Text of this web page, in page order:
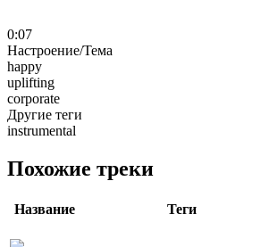
0:07
Настроение/Тема
happy
uplifting
corporate
Другие теги
instrumental
Похожие треки
Название Теги